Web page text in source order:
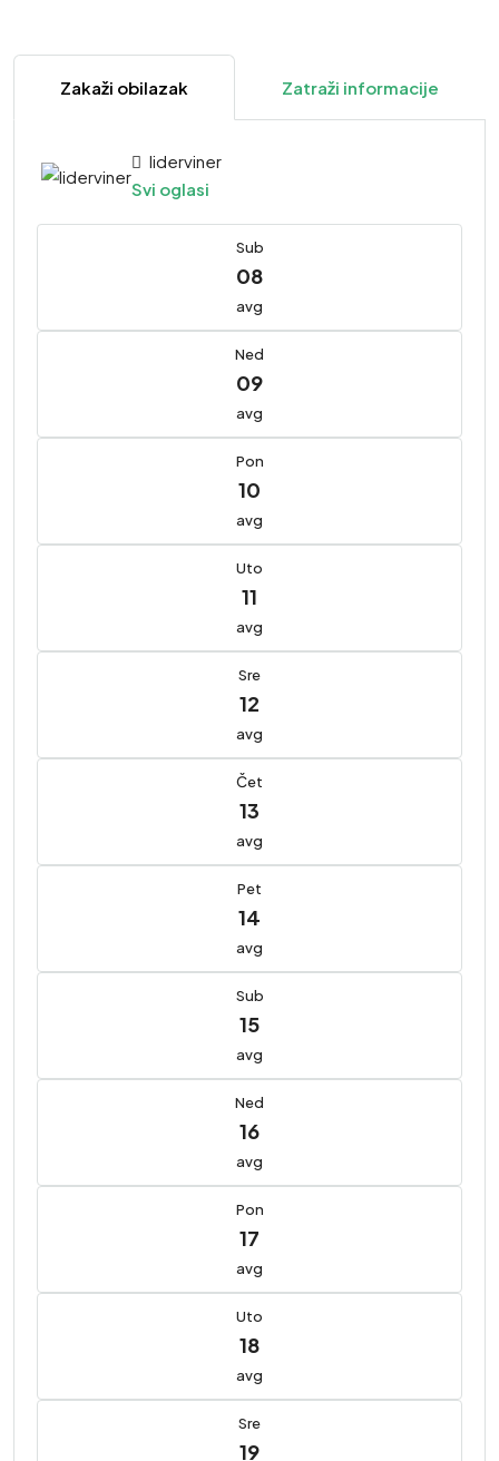
Zakaži obilazak Zatraži informacije
liderviner
Svi oglasi
Sub
08
avg
Ned
09
avg
Pon
10
avg
Uto
11
avg
Sre
12
avg
Čet
13
avg
Pet
14
avg
Sub
15
avg
Ned
16
avg
Pon
17
avg
Uto
18
avg
Sre
19